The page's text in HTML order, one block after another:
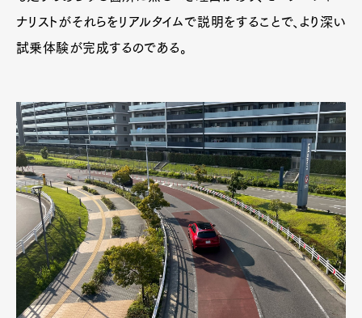
ナリストがそれらをリアルタイムで説明をすることで、より深い
試乗体験が完成するのである。